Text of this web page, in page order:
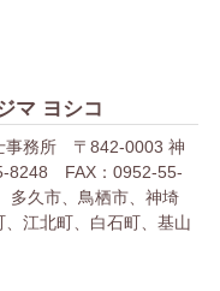
マ ヨシコ
事務所 〒842-0003 神
8248 FAX：0952-55-
久市、鳥栖市、神埼
江北町、白石町、基山